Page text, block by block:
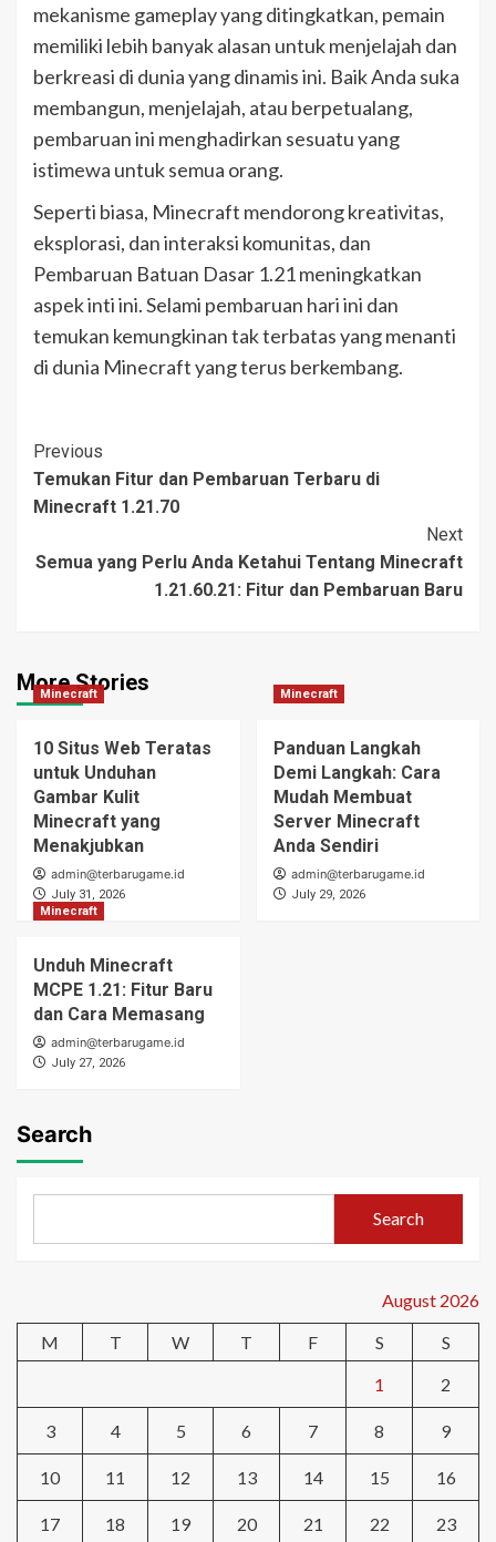
mekanisme gameplay yang ditingkatkan, pemain
memiliki lebih banyak alasan untuk menjelajah dan
berkreasi di dunia yang dinamis ini. Baik Anda suka
membangun, menjelajah, atau berpetualang,
pembaruan ini menghadirkan sesuatu yang
istimewa untuk semua orang.
Seperti biasa, Minecraft mendorong kreativitas,
eksplorasi, dan interaksi komunitas, dan
Pembaruan Batuan Dasar 1.21 meningkatkan
aspek inti ini. Selami pembaruan hari ini dan
temukan kemungkinan tak terbatas yang menanti
di dunia Minecraft yang terus berkembang.
Post
Navigation
Previous
Temukan Fitur dan Pembaruan Terbaru di
Minecraft 1.21.70
Next
Semua yang Perlu Anda Ketahui Tentang Minecraft
1.21.60.21: Fitur dan Pembaruan Baru
More Stories
Minecraft
10 Situs Web Teratas
untuk Unduhan
Gambar Kulit
Minecraft yang
Menakjubkan
admin@terbarugame.id
July 31, 2026
Minecraft
Panduan Langkah
Demi Langkah: Cara
Mudah Membuat
Server Minecraft
Anda Sendiri
admin@terbarugame.id
July 29, 2026
Minecraft
Unduh Minecraft
MCPE 1.21: Fitur Baru
dan Cara Memasang
admin@terbarugame.id
July 27, 2026
Search
Search
August 2026
M
T W T F S
S
1
2
3 4 5 6 7 8 9
10 11 12 13 14 15 16
17 18 19 20 21 22 23